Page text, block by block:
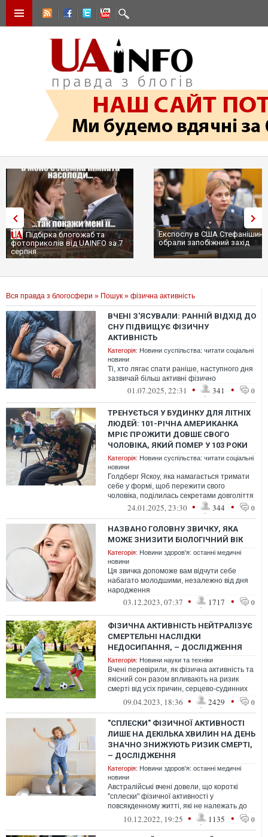
Підбірка блогожаб та
фотоприколів від UAINFO за 7
серпня
Експослу в США
обрали запобіжний захід
Вся правда з блогосфери » Пошук » фізична активність
ВЧЕНІ З'ЯСУВАЛИ: РАННІЙ ВІДХІД ДО
СНУ ПІДВИЩУЄ ФІЗИЧНУ
АКТИВНІСТЬ
Категорія: Новини суспільства: читати соціальні
новини
Ті, хто лягає спати раніше, наступного дня
зазвичай більш активні фізично
01.07.2025, 22:31 • 341 • 0
ТРЕНУЄТЬСЯ У БУДИНКУ ДЛЯ ЛІТНІХ
ЛЮДЕЙ: 101-РІЧНА АМЕРИКАНКА
МРІЄ ПРОЖИТИ ДОВШЕ СВОГО
ЧОЛОВІКА, ЯКИЙ ПОМЕР У 103 РОКИ
Категорія: Новини суспільства: читати соціальні
новини
Голдберг Яскоу, яка намагається тримати
себе у формі, щоб пережити свого
чоловіка, поділилась секретами довголіття
24.01.2025, 23:30 • 344 • 0
НАЗВАНО ГОЛОВНУ ЗВИЧКУ, ЯКА
МОЖЕ ЗНИЗИТИ БІОЛОГІЧНИЙ ВІК
Категорія: Новини здоров'я: останні медичні
новини
Ця звичка допоможе вам відчути себе
набагато молодшими, незалежно від дня
народження
03.12.2023, 07:37 • 1717 • 0
ФІЗИЧНА АКТИВНІСТЬ НЕЙТРАЛІЗУЄ
СМЕРТЕЛЬНІ НАСЛІДКИ
НЕДОСИПАННЯ, – ДОСЛІДЖЕННЯ
Категорія: Новини науки та техніки
Вчені перевірили, як фізична активність та
якісний сон разом впливають на ризик
смерті від усіх причин, серцево-судинних
захворювань та раку
09.04.2023, 18:36 • 2429 • 0
"СПЛЕСКИ" ФІЗИЧНОЇ АКТИВНОСТІ
ЛИШЕ НА ДЕКІЛЬКА ХВИЛИН НА ДЕНЬ
ЗНАЧНО ЗНИЖУЮТЬ РИЗИК СМЕРТІ,
– ДОСЛІДЖЕННЯ
Категорія: Новини здоров'я: останні медичні
новини
Австралійські вчені довели, що короткі
"сплески" фізичної активності у
повсякденному житті, які не належать до
цілеспрямованих занять спортом,
10.12.2022, 19:25 • 1135 • 0